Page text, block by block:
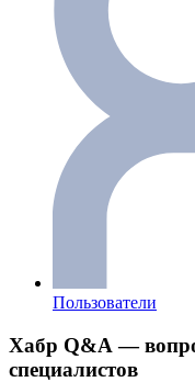
Пользователи
Хабр Q&A —
специалистов